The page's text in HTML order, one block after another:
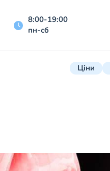
8:00-19:00
пн-сб
Ціни